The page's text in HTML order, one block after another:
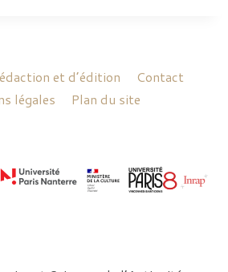
et d’édition
Contact
légales
Plan du site